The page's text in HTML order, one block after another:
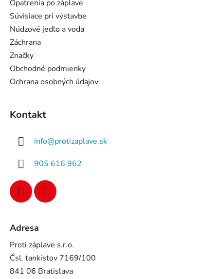
Opatrenia po záplave
Súvisiace pri výstavbe
Núdzové jedlo a voda
Záchrana
Značky
Obchodné podmienky
Ochrana osobných údajov
Kontakt
info@protizaplave.sk
905 616 962
Adresa
Proti záplave s.r.o.
Čsl. tankistov 7169/100
841 06 Bratislava